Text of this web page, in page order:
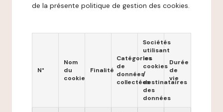
de la présente politique de gestion des cookies.
N°
Nom
du
cookie
Finalité
Catégories
de
données
collectées
Sociétés
utilisant
les
cookies
/
destinataires
des
données
Durée
de
vie